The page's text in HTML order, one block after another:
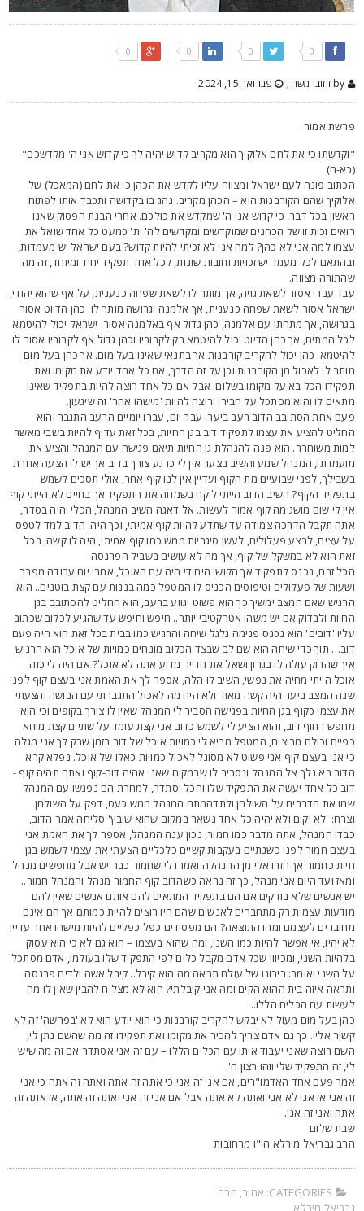
, פברואר 15, 2024
אמור
כי את לחם אלוקיך הוא מקריב קדוש יהיה לך כי קדוש אני ה' מקדשכם"
ח)
פונה לעם ישראל ומצווה עליו לקדש את הכהן כי את לחם (המאכל) של
שהם הקורבנות הוא – הכהן מקריב. נהג בו בקדושה ותכבד אותו לפתוח
בכל דבר, כי קדוש אני ה' שמקדש את כולכם. אחרי הבנת הפסוק שאנו
זכות זו של הכהנים שמוקדשים ומקדשים לה' ית' כמעט כל אחד שואל את
למה אני לא כהן? למה אני לא זכיתי להיות קדוש? בעם ישראל יש מעמדות,
לכל מעמד יש זכויות וחובות שונות, לכל אחד תפקיד יחיד ומיוחד, זה מה
מצווה.
עברי אסור לשאת גויה, אך מותר לו לשאת שפחה כנענית, על אף שהוא יהודי,
אסור לשאת שפחה כנענית, אך אלמנה וגרושה מותר לו. כהן הדיוט אסור
אך מתחתן עם אלמנה, כהן גדול אף באלמנה אסור. ישראל יכול להיטמא
המתים, אך כהן הדיוט יכול להיטמא רק לקרוביו וכהן גדול אף לקרוביו אסור לו
כהן יכול להקריב קורבנות אך בתנאי שאינו בעל מום. אך כהן בעל מום
לו לאכול מן הקורבנות וכן על זה הדרך, אם כל אחד יודע את מקומו ואת
הכל בא על מקומו בשלום. אבל אם כל אחד רוצה להיות בתפקיד שאינו
לו והוא מסתכל על חבירו ורוצה להיות 'מישהו אחר' זה שיגעון.
אחת הסתובב הדוב רעב ביער, עבר יום, עברו יומיים הרעב התגבר והוא
להציע את עצמו לתפקיד דוב בגן החיות, בכל זאת עדיף להיות בשבי מאשר
משוחרר. הוא פנה להנהלת גן החיות תיאם פגישה עם המנהל והציע את
המנהל שמע והשיב בצער אין לי כרגע צורך בדוב אך יש לי הצעה אחרת
לפני שבועיים מת הקוף ועדיין אין לנו קוף אחר, אולי תסכים לשמש
הקוף? השיב הדוב הייתי לוקח בשמחה את התפקיד אך בחיים לא הייתי קוף
לי שום מושג מה קוף אמור לעשות. אל דאגה השיב המנהל, הכלי יהיה בסדר,
תקבל הדרכה צמודה עד שתדע להיות קוף אמיתי, וכך היה. הדוב למד לטפס
עצים, לבצע פעלולים, לעשן סיגריות ממש כמו קוף אמיתי, היה לו קשה, בכל
הוא לא במשקל של קוף, אך מה לא עושים בשביל הפרנסה.
זרם, נכנס לתפקיד אך הקושי היחידי היה עם האוכל, אחרי יום עבודה מפרך
של פעלולים וטיפוסים הכניס לו המטפל כמה בננות עם קצת בוטנים.. הוא
שאם המצב ימשיך כך הוא פשוט יגווע ברעב, הוא החליט להסתובב בגן
ולבדוק אם יש משהו אטרקטיבי יותר.. חיפש וחיפש עד שהגיע לכלוב שכתוב
'דובים' הוא נכנס פנימה גלגל שיחה והרגיש כמו בבית בכל זאת הוא היה פעם
תוך כדי שיחה הוא שם לב שבצד הכלוב מונחים כמויות של אוכל הוא הרגיש
שהרוק עולה לו בגרון ושאל את הדייר מדוע אתה לא אוכל? אם היה לי כזה
הייתי מחיה את נפשי, השיב לו הלה, אספר לך את האמת אני בעצם קוף לפני
המצב ביער היה קשה מאוד ולא היה מה לאכול התגברתי עם הבושה והצעתי
עצמי כקוף בגן החיות בפגישה הסביר לי המנהל שאין לו צורך בקופים וכי הוא
דחוף דוב, והוא הציע לי לשמש כדוב אני קצת עומד על שתיים קצת מוחא
וכולם מרוצים, המטפל מביא לי כמויות אוכל של דוב בזמן שרק לך אני מגלה
אני בעצם קוף אני פשוט לא מסוגל לאכול כמויות כאלו של אוכל. נפלא קרא
בא נלך אל המנהל ונסביר לו שבמקום שאני אהיה דוב-קוף ואתה תהיה קוף -
כל אחד יעשה את התפקיד שלו והכל יסתדר, למחרת הם נפגשו עם המנהל
את הדברים על השולחן ולתדהמתם המנהל ממש כעס, דפק על השולחן
'לא יקום ולא יהיה כל אחד נשאר במקום שהוא שובץ' סליחה אמר הדוב,
המנהל, אתה מדבר כמו חמור, נכון ענה המנהל, אספר לך את האמת אני
חמור לפני כשנתיים בעקבות קשיים כלכליים הצעתי את עצמי לשמש בגן
כחמור אך חזרו אלי מן ההנהלה ואמרו לי שחמור כבר יש אבל מחפשים מנהל
ועד היום אני מנהל, כך זה נראה כשהדוב קוף החמור מנהל והמנהל חמור..
אנשים שלא בודקים אם הם בתפקיד המתאים להם אותם אנשים שאין להם
עצמית רק מתחברים לאנשים שהם היו רוצים להיות כמותם אך הם אינם
לעצמם ומהו התוצאה? הם מפסידים כפל כפליים להיות מישהו אחר עדיין
יהיו, אי אפשר להיות כמו השני, ומה שהוא בעצמו – הוא גם לא כי הוא עסוק
השני, ומכיוון שכל אדם מקבל כלים לפי התפקיד שלו בעולמו, אדם מסתכל
השני ואומר: ריבונו של עולם תראה מה הוא קיבל.. קיבל אשה ילדים פרנסה
איזה בית ההוא הקים ומה אני קיבלתי? הוא לא מצליח להבין שאין לו מה
עם הכלים הללו..
בעל מום מעול לא יבקש להקריב קורבנות כי הוא יודע הוא לא 'בפרשה' זה לא
אליו. כך גם אדם צריך להכיר את מקומו ואת תפקידו זה מה שהשם נתן לי,
רוצה שאני יעבוד איתו עם הכלים הללו – עם זה אני אסתדר אם זה מה שיש
זה התפקיד שלי וזהו רצון ה'.
פעם אחד האדמו"רים, אם אני זה אני כי אתה זה אתה ואתה זה אתה כי אני
אני אז אני לא אני ואתה לא אתה אבל אם אני זה אני ואתה זה אתה, אז אתה זה
ואני זה אני.
שלום
גבריאל מירלא הי"ו מרחובות
CATEGORIES: אמור,הרב
מירלא